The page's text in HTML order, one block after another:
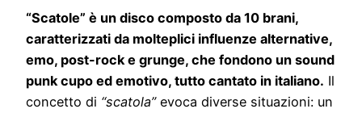
“Scatole” è un disco composto da 10 brani,
caratterizzati da molteplici influenze alternative,
emo, post-rock e grunge, che fondono un sound
punk cupo ed emotivo, tutto cantato in italiano. Il
concetto di “scatola”evoca diverse situazioni: un